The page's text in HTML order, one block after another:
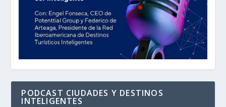
PODCAST CIUDADES Y DESTINOS
INTELIGENTES